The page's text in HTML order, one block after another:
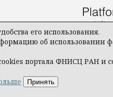
его использования.
об использовании
портала ФНИСЦ РАН и
Принять